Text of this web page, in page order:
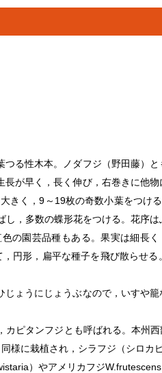
る性木本。ノダフジ（野田藤）
が早く，長く伸び，右巻きに他
きく，9～19枚の奇数小葉をつけ
，多数の蝶形花をつける。花序
の園芸品種もある。果実は細長
円形，扁平な種子を飛び散らせ
ょうにじょうぶなので，いすや
ピタンフジとも呼ばれる。本州
に栽植され，シラフジ（シロカ
）やアメリカフジW.frutescens